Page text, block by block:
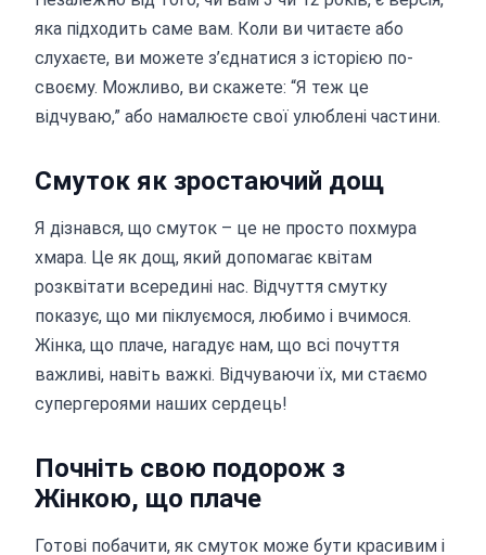
яка підходить саме вам. Коли ви читаєте або
слухаєте, ви можете з’єднатися з історією по-
своєму. Можливо, ви скажете: “Я теж це
відчуваю,” або намалюєте свої улюблені частини.
Смуток як зростаючий дощ
Я дізнався, що смуток – це не просто похмура
хмара. Це як дощ, який допомагає квітам
розквітати всередині нас. Відчуття смутку
показує, що ми піклуємося, любимо і вчимося.
Жінка, що плаче, нагадує нам, що всі почуття
важливі, навіть важкі. Відчуваючи їх, ми стаємо
супергероями наших сердець!
Почніть свою подорож з
Жінкою, що плаче
Готові побачити, як смуток може бути красивим і